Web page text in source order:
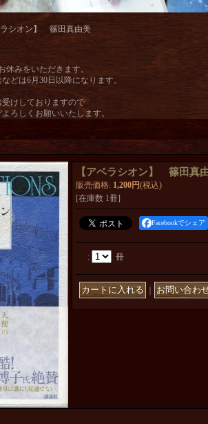
ラシオン】 篠田真由美
休みをいただきます。
どは6月30日以降になります。
けしておりますので
ろしくお願いいたします。
【アベラシオン】 篠田真
販売価格: 1,200円(税込)
[在庫数 1冊]
Facebookでシェア
: 冊